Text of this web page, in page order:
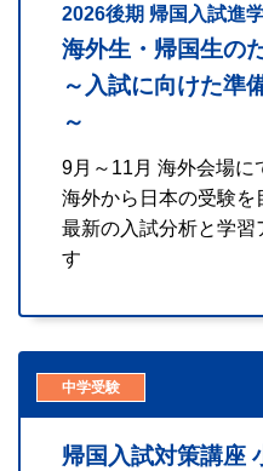
2026後期 帰国入試進
海外生・帰国生の
～入試に向けた準
～
9月～11月 海外会場に
海外から日本の受験を
最新の入試分析と学習
す
中学受験
帰国入試対策講座